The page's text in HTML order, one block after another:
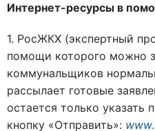
Интернет-ресурсы в
1. РосЖКХ (экспертный
помощи которого можно
коммунальщиков
рассылает готовые
остается только указать
кнопку «Отправить»: